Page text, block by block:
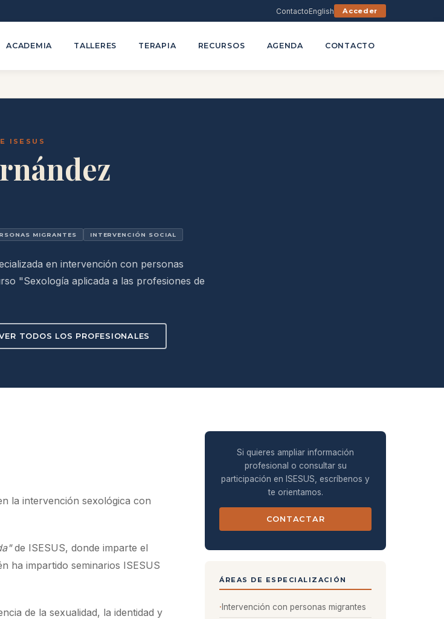
ContactoEnglish Acceder
ACADEMIA TALLERES TERAPIA RECURSOS AGENDA CONTACTO
ISESUS
MIGRANTES INTERVENCIÓN SOCIAL
en intervención con personas
"Sexología aplicada a las profesiones de
TODOS LOS PROFESIONALES
la intervención sexológica con
de ISESUS, donde imparte el
ha impartido seminarios ISESUS
de la sexualidad, la identidad y
Si quieres ampliar información
profesional o consultar su
participación en ISESUS, escríbenos y
te orientamos.
CONTACTAR
ÁREAS DE ESPECIALIZACIÓN
Intervención con personas migrantes